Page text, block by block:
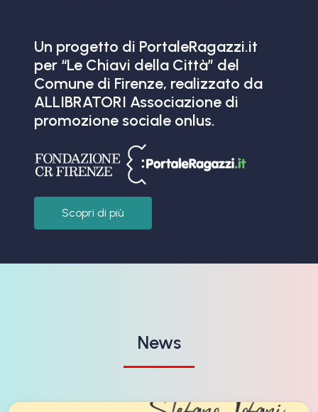
Un progetto di PortaleRagazzi.it
per “Le Chiavi della Città” del
Comune di Firenze, realizzato da
ALLIBRATORI Associazione di
promozione sociale onlus.
Scopri di più
News